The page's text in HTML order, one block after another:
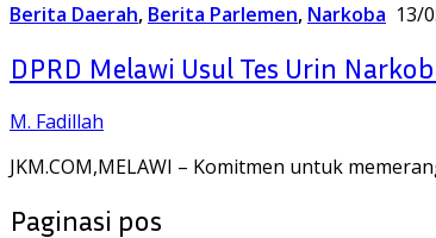
Berita Daerah, Berita Parlemen, Narkoba 13/
DPRD Melawi Usul Tes Urin
M. Fadillah
JKM.COM,MELAWI – Komitmen untuk
Paginasi pos